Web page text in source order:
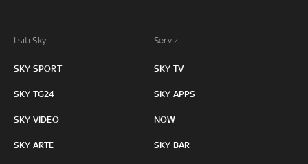
I siti Sky:
SKY SPORT
SKY TG24
SKY VIDEO
SKY ARTE
Servizi:
SKY TV
SKY APPS
NOW
SKY BAR